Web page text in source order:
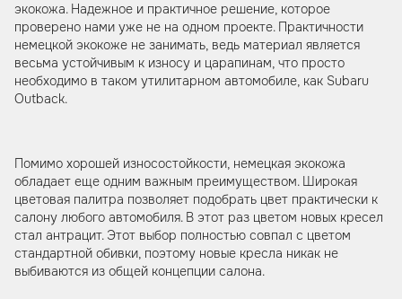
экокожа. Надежное и практичное решение, которое
проверено нами уже не на одном проекте. Практичности
немецкой экокоже не занимать, ведь материал является
весьма устойчивым к износу и царапинам, что просто
необходимо в таком утилитарном автомобиле, как Subaru
Outback.
Помимо хорошей износостойкости, немецкая экокожа
обладает еще одним важным преимуществом. Широкая
цветовая палитра позволяет подобрать цвет практически к
салону любого автомобиля. В этот раз цветом новых кресел
стал антрацит. Этот выбор полностью совпал с цветом
стандартной обивки, поэтому новые кресла никак не
выбиваются из общей концепции салона.